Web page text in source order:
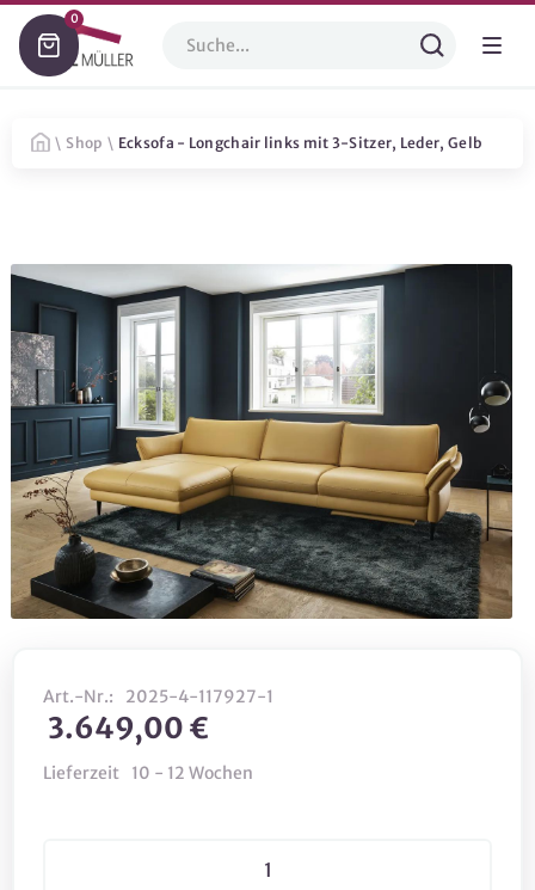
0
\ Shop \ Ecksofa - Longchair links mit 3-Sitzer, Leder, Gelb
Art.-Nr.: 2025-4-117927-1
3.649,00 €
Lieferzeit 10 - 12 Wochen